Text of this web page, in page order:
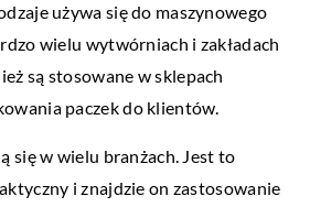
używa się do maszynowego
wielu wytwórniach i zakładach
są stosowane w sklepach
paczek do klientów.
się w wielu branżach. Jest to
i znajdzie on zastosowanie